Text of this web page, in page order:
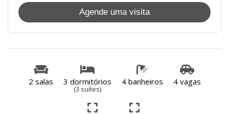
Agende uma visita
2 salas 3 dormitórios
(3 suítes)
4 banheiros 4 vagas